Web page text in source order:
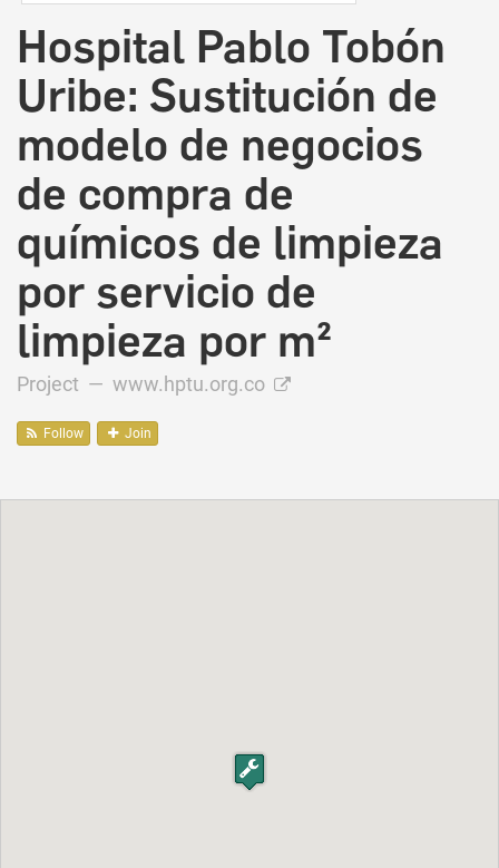
Hospital Pablo Tobón
Uribe: Sustitución de
modelo de negocios
de compra de
químicos de limpieza
por servicio de
limpieza por m²
Project — www.hptu.org.co
Follow Join